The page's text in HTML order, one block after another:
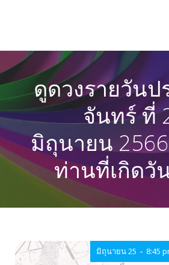
ดูดวงรายวันป
จันทร์ ที่
มิถุนายน
ท่านที่เกิดวั
มิถุนายน 25 - 8:45